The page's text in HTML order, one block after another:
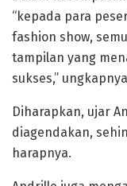
“kepada para
fashion show,
tampilan yang
sukses,”
Diharapkan, ujar
diagendakan,
harapnya.